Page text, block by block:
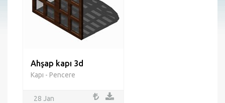
Ahşap kapı 3d
Kapı - Pencere
28 Jan